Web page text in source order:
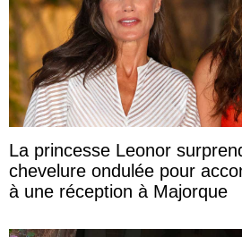
La princesse Leonor
chevelure ondulée pour
à une réception à Majorque